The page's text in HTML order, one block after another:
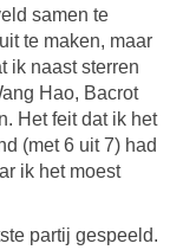
samen te
te maken, maar
ik naast sterren
Hao, Bacrot
Het feit dat ik het
(met 6 uit 7) had
ik het moest
partij gespeeld.